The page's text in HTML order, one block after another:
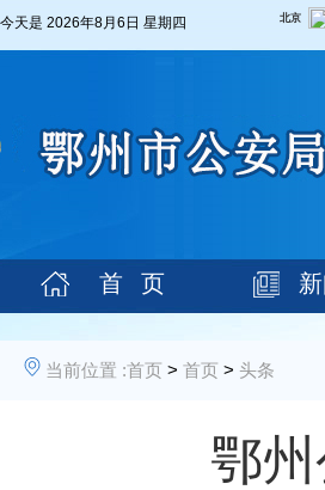
今天是 2026年8月6日 星期四
首 页
当前位置 :首页 > 首页 > 头条
鄂